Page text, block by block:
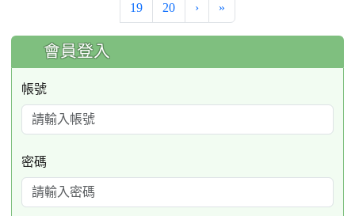
19 20 › »
:::
會員登入
帳號
密碼